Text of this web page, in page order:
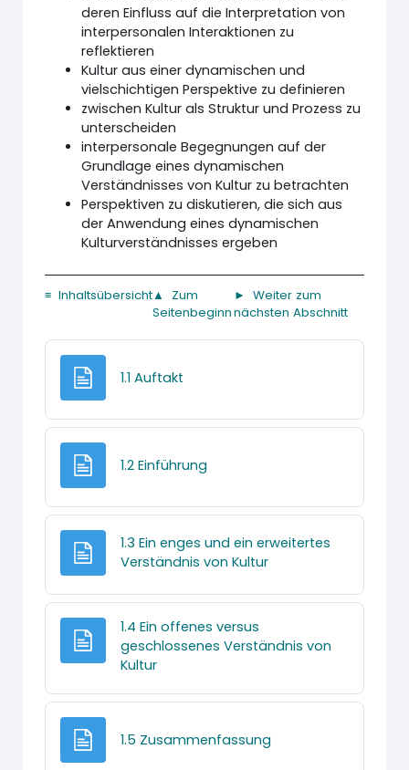
deren Einfluss auf die Interpretation von
interpersonalen Interaktionen zu
reflektieren
Kultur aus einer dynamischen und
vielschichtigen Perspektive zu definieren
zwischen Kultur als Struktur und Prozess zu
unterscheiden
interpersonale Begegnungen auf der
Grundlage eines dynamischen
Verständnisses von Kultur zu betrachten
Perspektiven zu diskutieren, die sich aus
der Anwendung eines dynamischen
Kulturverständnisses ergeben
≡ Inhaltsübersicht▲ Zum
Seitenbeginn
► Weiter zum
nächsten Abschnitt
1.1 Auftakt
1.2 Einführung
1.3 Ein enges und ein erweitertes
Verständnis von KulturTextseite
1.4 Ein offenes versus
geschlossenes Verständnis von
KulturTextseite
1.5 Zusammenfassung